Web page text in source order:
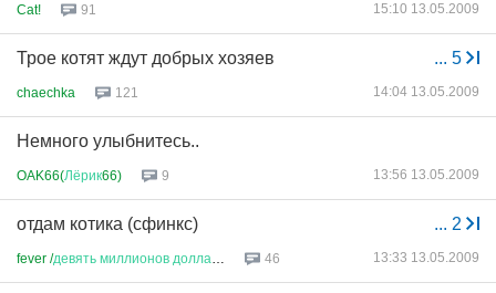
Cat! 91 15:10 13.05.2009
... 5
Трое котят ждут добрых хозяев
chaechka 121 14:04 13.05.2009
Немного улыбнитесь..
OAK66(Лёрик66) 9 13:56 13.05.2009
... 2
отдам котика (сфинкс)
fever /девять миллионов доллар 46 13:33 13.05.2009